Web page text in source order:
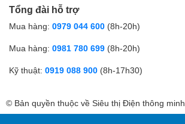
Tổng đài hỗ trợ
Mua hàng: 0979 044 600 (8h-20h)
Mua hàng: 0981 780 699 (8h-20h)
Kỹ thuật: 0919 088 900 (8h-17h30)
© Bản quyền thuộc về Siêu thị Điện thông minh